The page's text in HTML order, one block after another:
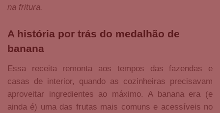
na fritura.
A história por trás do medalhão de
banana
Essa receita remonta aos tempos das fazendas e
casas de interior, quando as cozinheiras precisavam
aproveitar ingredientes ao máximo. A banana era (e
ainda é) uma das frutas mais comuns e acessíveis no